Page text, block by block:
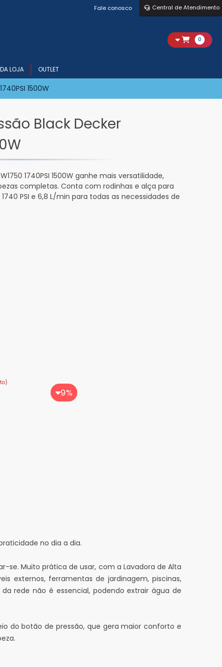
Fale conosco Central de Atendimento
0
LOJA OUTLET
1500W
Black Decker
1740PSI 1500W ganhe mais versatilidade,
completas. Conta com rodinhas e alça para
PSI e 6,8 L/min para todas as necessidades de
9%
no dia a dia.
se. Muito prática de usar, com a Lavadora de Alta
externos, ferramentas de jardinagem, piscinas,
rede não é essencial, podendo extrair água de
do botão de pressão, que gera maior conforto e